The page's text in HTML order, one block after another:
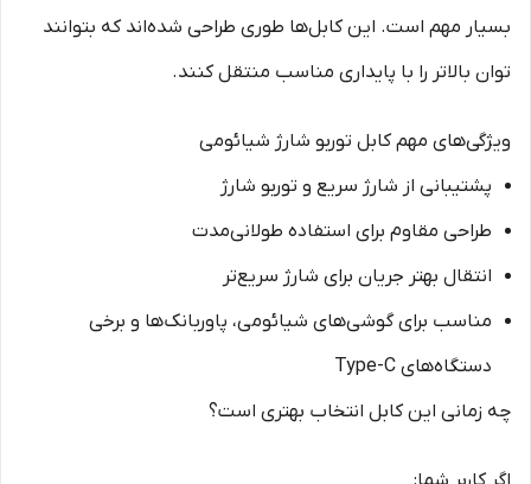
بسیار مهم است. این کابل‌ها طوری طراحی شده‌اند که بتوانند
توان بالاتر را با پایداری مناسب منتقل کنند.
ویژگی‌های مهم کابل توربو شارژ شیائومی
پشتیبانی از شارژ سریع و توربو شارژ
طراحی مقاوم برای استفاده طولانی‌مدت
انتقال بهتر جریان برای شارژ سریع‌تر
مناسب برای گوشی‌های شیائومی، پاوربانک‌ها و برخی
دستگاه‌های Type-C
چه زمانی این کابل انتخاب بهتری است؟